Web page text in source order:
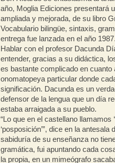
año, Moglia Ediciones presentará
ampliada y mejorada, de su libro
Vocabulario bilingüe, sintaxis,
entrega fue lanzada en el año
Hablar con el profesor Dacunda
entender, gracias a su didáctica,
es bastante complicado en
onomatopeya particular donde
significación. Dacunda es un
defensor de la lengua que un día
estaba arraigada a su pueblo.
“Lo que en el castellano llamamos
‘posposición’”, dice en la
sabiduría de su enseñanza no
gramática, fui apuntando cada
la propia, en un mimeógrafo